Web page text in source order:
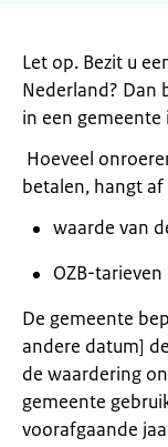
Let op. Bezit u
Nederland? Dan
in een gemeente
Hoeveel
betalen, hangt af
waarde van
OZB-
De gemeente
andere datum]
de waardering
gemeente
voorafgaande